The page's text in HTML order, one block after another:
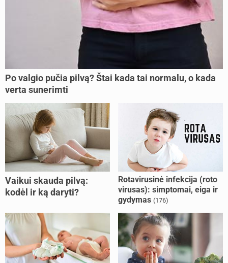
Po valgio pučia pilvą? Štai kada tai normalu, o kada
verta sunerimti
Vaikui skauda pilvą:
kodėl ir ką daryti?
Rotavirusinė infekcija (roto
virusas): simptomai, eiga ir
gydymas (176)